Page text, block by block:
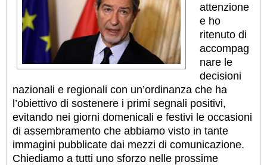
attenzione
e ho
ritenuto di
accompag
nare le
decisioni
nazionali e regionali con un’ordinanza che ha
l’obiettivo di sostenere i primi segnali positivi,
evitando nei giorni domenicali e festivi le occasioni
di assembramento che abbiamo visto in tante
immagini pubblicate dai mezzi di comunicazione.
Chiediamo a tutti uno sforzo nelle prossime